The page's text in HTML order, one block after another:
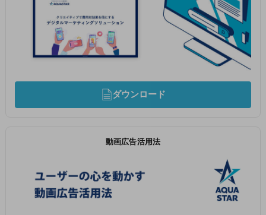
ダウンロード
動画広告活用法